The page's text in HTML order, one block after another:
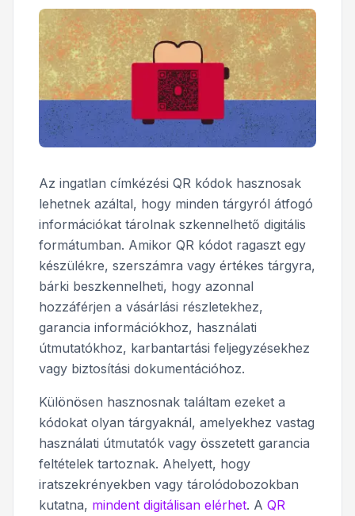
Az ingatlan címkézési QR kódok hasznosak
lehetnek azáltal, hogy minden tárgyról átfogó
információkat tárolnak szkennelhető digitális
formátumban. Amikor QR kódot ragaszt egy
készülékre, szerszámra vagy értékes tárgyra,
bárki beszkennelheti, hogy azonnal
hozzáférjen a vásárlási részletekhez,
garancia információkhoz, használati
útmutatókhoz, karbantartási feljegyzésekhez
vagy biztosítási dokumentációhoz.
Különösen hasznosnak találtam ezeket a
kódokat olyan tárgyaknál, amelyekhez vastag
használati útmutatók vagy összetett garancia
feltételek tartoznak. Ahelyett, hogy
iratszekrényekben vagy tárolódobozokban
kutatna, mindent digitálisan elérhet. A QR